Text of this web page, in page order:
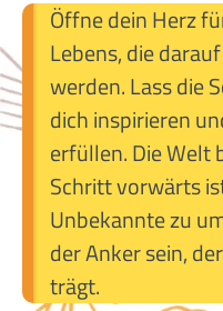
Öffne dein Herz
Lebens, die
werden. Lass die
dich inspirieren
erfüllen. Die Welt
Schritt vorwärts
Unbekannte zu
der Anker sein,
trägt.